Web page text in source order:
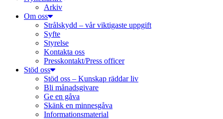
Arkiv
Om oss
Strålskydd – vår viktigaste uppgift
Syfte
Styrelse
Kontakta oss
Presskontakt/Press officer
Stöd oss
Stöd oss – Kunskap räddar liv
Bli månadsgivare
Ge en gåva
Skänk en minnesgåva
Informationsmaterial